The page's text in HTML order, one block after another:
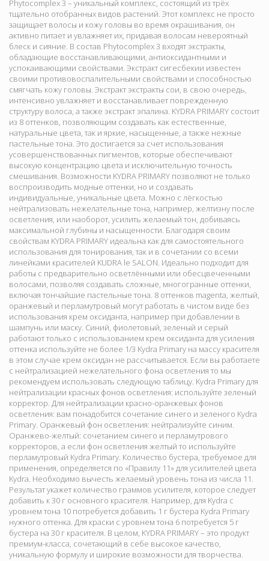
Phytocomplex 3 – уникальный комплекс, состоящий из трёх
тщательно отобранных видов растений. Этот комплекс не просто
защищает волосы и кожу головы во время окрашивания, он
активно питает и увлажняет их, придавая волосам невероятный
блеск и сияние. В состав Phytocomplex 3 входят экстракты,
обладающие восстанавливающими, антиоксидантными и
успокаивающими свойствами. Экстракт сигесбекии известен
своими противовоспалительными свойствами и способностью
смягчать кожу головы. Экстракт экстракты сои, в свою очередь,
интенсивно увлажняет и восстанавливает поврежденную
структуру волоса, а также экстракт эпалина. KYDRA PRIMARY состоит
из 8 оттенков, позволяющим создавать как естественные,
натуральные цвета, так и яркие, насыщенные, а также нежные
пастельные тона. Это достигается за счет использования
усовершенствованных пигментов, которые обеспечивают
высокую концентрацию цвета и исключительную точность
смешивания. Возможности KYDRA PRIMARY позволяют не только
воспроизводить модные оттенки, но и создавать
индивидуальные, уникальные цвета. Можно с лёгкостью
нейтрализовать нежелательные тона, например, желтизну после
осветления, или наоборот, усилить желаемый тон, добиваясь
максимальной глубины и насыщенности. Благодаря своим
свойствам KYDRA PRIMARY идеальна как для самостоятельного
использования для тонирования, так и в сочетании со всеми
линейками красителей KUDRA le SALON. Идеально подходит для
работы с предварительно осветлёнными или обесцвеченными
волосами, позволяя создавать сложные, многогранные оттенки,
включая тончайшие пастельные тона. 8 оттенков magenta, желтый,
оранжевый и перламутровый могут работать в чистом виде без
использования крем оксиданта, например при добавлении в
шампунь или маску. Синий, фиолетовый, зеленый и серый
работают только с использованием крем оксиданта для усиления
оттенка используйте не более 1/3 Kydra Primary на массу красителя
в этом случае крем оксидан не рассчитывается. Если вы работаете
с нейтрализацией нежелательного фона осветления то мы
рекомендуем использовать следующую таблицу. Kydra Primary для
нейтрализации красных фонов осветления: используйте зеленый
корректор. Для нейтрализации красно-оранжевых фонов
осветления: вам понадобится сочетание синего и зеленого Kydra
Primary. Оранжевый фон осветления: нейтрализуйте синим.
Оранжево-желтый: сочетанием синего и перламутрового
корректоров, а если фон осветления желтый то используйте
перламутровый Kydra Primary. Количество бустера, требуемое для
применения, определяется по «Правилу 11» для усилителей цвета
Kydra. Необходимо вычесть желаемый уровень тона из числа 11.
Результат укажет количество граммов усилителя, которое следует
добавить к 30 г основного красителя. Например, для Kydra с
уровнем тона 10 потребуется добавить 1 г бустера Kydra Primary
нужного оттенка. Для краски с уровнем тона 6 потребуется 5 г
бустера на 30 г красителя. В целом, KYDRA PRIMARY – это продукт
премиум-класса, сочетающий в себе высокое качество,
уникальную формулу и широкие возможности для творчества.